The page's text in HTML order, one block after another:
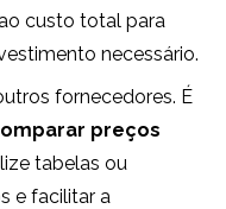
custo total para
necessário.
fornecedores. É
preços
tabelas ou
e facilitar a